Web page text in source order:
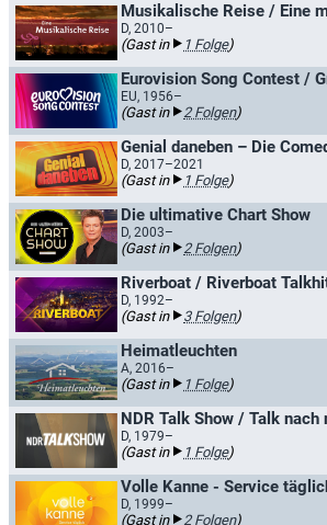
Musikalische Reise / Eine
D, 2010–
(Gast in 1 Folge)
EU, 1956–
(Gast in 2 Folgen)
Genial daneben – Die
D, 2017–2021
(Gast in 1 Folge)
Die ultimative Chart Show
D, 2003–
(Gast in 2 Folgen)
Riverboat / Riverboat
D, 1992–
(Gast in 3 Folgen)
Heimatleuchten
A, 2016–
(Gast in 1 Folge)
NDR Talk Show / Talk nach
D, 1979–
(Gast in 1 Folge)
Volle Kanne - Service
D, 1999–
(Gast in 2 Folgen)